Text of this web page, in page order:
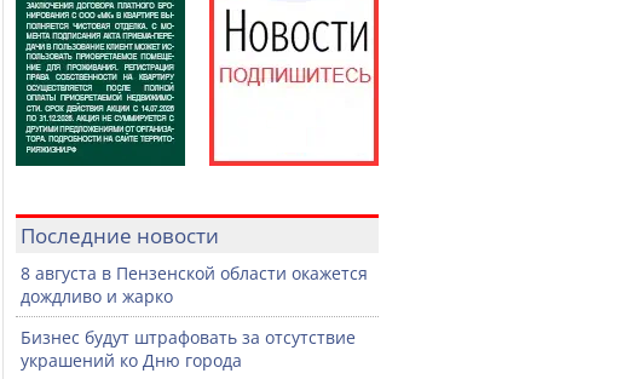
Последние новости
8 августа в Пензенской области окажется
дождливо и жарко
Бизнес будут штрафовать за отсутствие
украшений ко Дню города